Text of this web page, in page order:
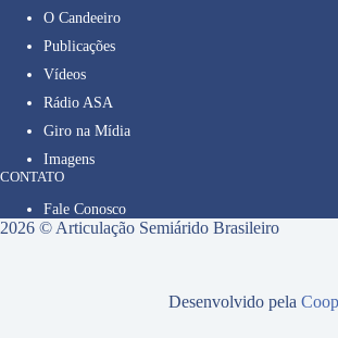
O Candeeiro
Publicações
Vídeos
Rádio ASA
Giro na Mídia
Imagens
CONTATO
Fale Conosco
2026 © Articulação Semiárido Brasileiro
Desenvolvido pela